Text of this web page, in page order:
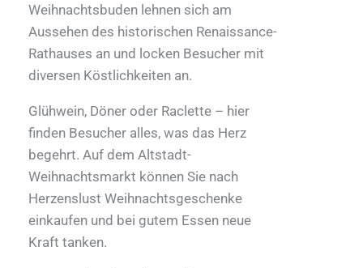
Weihnachtsbuden lehnen sich am
Aussehen des historischen Renaissance-
Rathauses an und locken Besucher mit
diversen Köstlichkeiten an.
Glühwein, Döner oder Raclette – hier
finden Besucher alles, was das Herz
begehrt. Auf dem Altstadt-
Weihnachtsmarkt können Sie nach
Herzenslust Weihnachtsgeschenke
einkaufen und bei gutem Essen neue
Kraft tanken.